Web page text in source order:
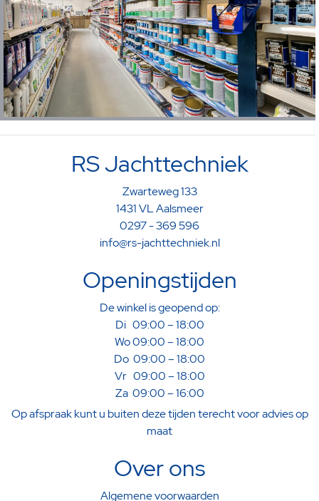
RS Jachttechniek
Zwarteweg 133
1431 VL Aalsmeer
0297 - 369 596
info@rs-jachttechniek.nl
Openingstijden
De winkel is geopend op:
Di 09:00 – 18:00
Wo 09:00 – 18:00
Do 09:00 – 18:00
Vr 09:00 – 18:00
Za 09:00 – 16:00
Op afspraak kunt u buiten deze tijden terecht voor advies op
maat
Over ons
Algemene voorwaarden